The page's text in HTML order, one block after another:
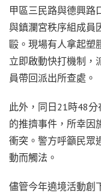
甲區三民路與德興路
與鎮瀾宮秩序組成員
毆。現場有人拿起塑
立即啟動快打機制，
員帶回派出所查處。
此外，同日21時48
的推擠事件，所幸因
衝突。警方呼籲民眾
動而觸法。
儘管今年遶境活動創